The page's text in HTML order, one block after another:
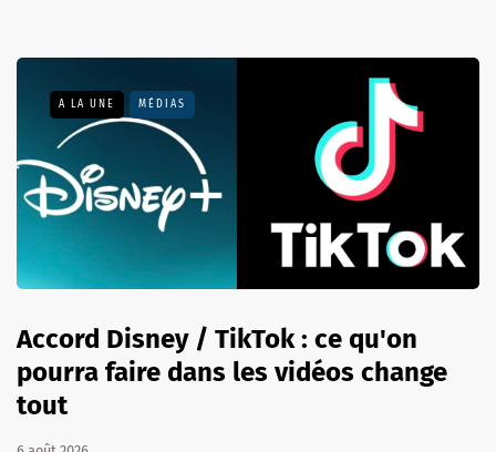
A LA UNE MÉDIAS
Accord Disney / TikTok : ce qu'on
pourra faire dans les vidéos change
tout